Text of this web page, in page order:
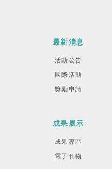
最新消息
活動公告
國際活動
獎勵申請
成果展示
成果專區
電子刊物